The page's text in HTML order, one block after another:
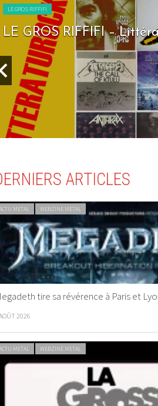
LE GROS RIFFIFI
LE GROS RIFFIFI – Seven
ARTICLES
METAL WEBZINE METAL
tire sa révérence à Paris et
2026
METAL WEBZINE METAL